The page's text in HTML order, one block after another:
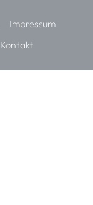
Impressum
Kontakt